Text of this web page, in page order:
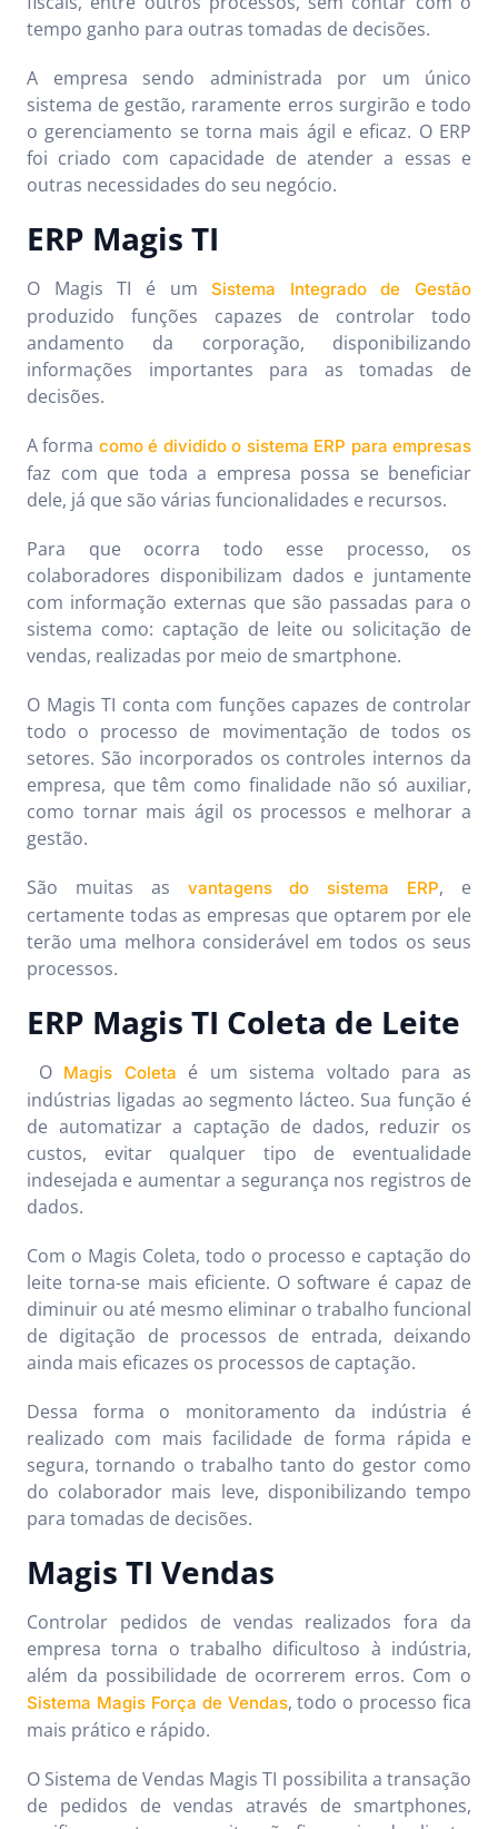
tempo ganho para outras tomadas de decisões.
A empresa sendo administrada por um único
sistema de gestão, raramente erros surgirão e todo
o gerenciamento se torna mais ágil e eficaz. O ERP
foi criado com capacidade de atender a essas e
outras necessidades do seu negócio.
ERP Magis TI
O Magis TI é umSistema Integrado de Gestão
produzido funções capazes de controlar todo
andamento da corporação, disponibilizando
informações importantes para as tomadas de
decisões.
A forma como é dividido o sistema ERP para empresas
faz com que toda a empresa possa se beneficiar
dele, já que são várias funcionalidades e recursos.
Para que ocorra todo esse processo, os
colaboradores disponibilizam dados e juntamente
com informação externas que são passadas para o
sistema como: captação de leite ou solicitação de
vendas, realizadas por meio de smartphone.
O Magis TI conta com funções capazes de controlar
todo o processo de movimentação de todos os
setores. São incorporados os controles internos da
empresa, que têm como finalidade não só auxiliar,
como tornar mais ágil os processos e melhorar a
gestão.
São muitas as
vantagens do sistema ERP, e
certamente todas as empresas que optarem por ele
terão uma melhora considerável em todos os seus
processos.
ERP Magis TI Coleta de Leite
O Magis Coleta
é um sistema voltado para as
indústrias ligadas ao segmento lácteo. Sua função é
de automatizar a captação de dados, reduzir os
custos, evitar qualquer tipo de eventualidade
indesejada e aumentar a segurança nos registros de
dados.
Com o Magis Coleta, todo o processo e captação do
leite torna-se mais eficiente. O software é capaz de
diminuir ou até mesmo eliminar o trabalho funcional
de digitação de processos de entrada, deixando
ainda mais eficazes os processos de captação.
Dessa forma o monitoramento da indústria é
realizado com mais facilidade de forma rápida e
segura, tornando o trabalho tanto do gestor como
do colaborador mais leve, disponibilizando tempo
para tomadas de decisões.
Magis TI Vendas
Controlar pedidos de vendas realizados fora da
empresa torna o trabalho dificultoso à indústria,
além da possibilidade de ocorrerem erros. Com o
Sistema Magis Força de Vendas, todo o processo fica
mais prático e rápido.
O Sistema de Vendas Magis TI possibilita a transação
de pedidos de vendas através de smartphones,